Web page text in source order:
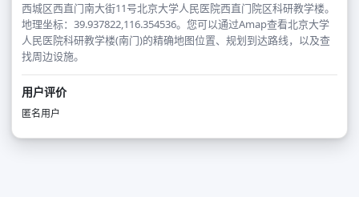
西城区西直门南大街11号北京大学人民医院西直门院区科研教学楼。
地理坐标：39.937822,116.354536。您可以通过Amap查看北京大学
人民医院科研教学楼(南门)的精确地图位置、规划到达路线，以及查
找周边设施。
用户评价
匿名用户